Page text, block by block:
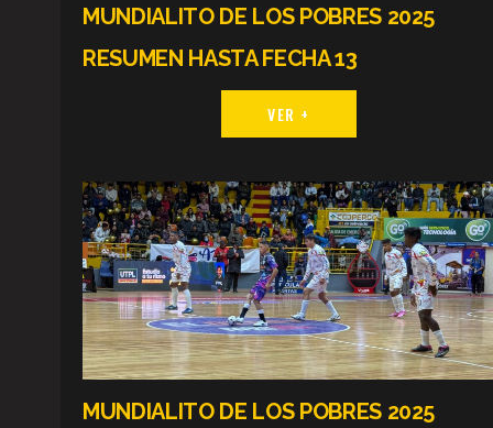
MUNDIALITO DE LOS POBRES 2025
RESUMEN HASTA FECHA 13
VER +
MUNDIALITO DE LOS POBRES 2025